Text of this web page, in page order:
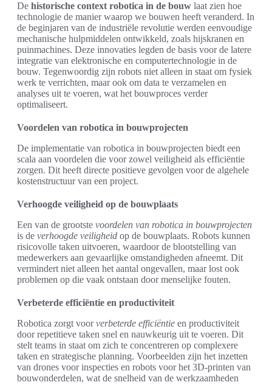
De historische context robotica in de bouw laat zien hoe
technologie de manier waarop we bouwen heeft veranderd. In
de beginjaren van de industriële revolutie werden eenvoudige
mechanische hulpmiddelen ontwikkeld, zoals hijskranen en
puinmachines. Deze innovaties legden de basis voor de latere
integratie van elektronische en computertechnologie in de
bouw. Tegenwoordig zijn robots niet alleen in staat om fysiek
werk te verrichten, maar ook om data te verzamelen en
analyses uit te voeren, wat het bouwproces verder
optimaliseert.
Voordelen van robotica in bouwprojecten
De implementatie van robotica in bouwprojecten biedt een
scala aan voordelen die voor zowel veiligheid als efficiëntie
zorgen. Dit heeft directe positieve gevolgen voor de algehele
kostenstructuur van een project.
Verhoogde veiligheid op de bouwplaats
Een van de grootste voordelen van robotica in bouwprojecten
is de verhoogde veiligheid op de bouwplaats. Robots kunnen
risicovolle taken uitvoeren, waardoor de blootstelling van
medewerkers aan gevaarlijke omstandigheden afneemt. Dit
vermindert niet alleen het aantal ongevallen, maar lost ook
problemen op die vaak ontstaan door menselijke fouten.
Verbeterde efficiëntie en productiviteit
Robotica zorgt voorverbeterde efficiëntie en productiviteit
door repetitieve taken snel en nauwkeurig uit te voeren. Dit
stelt teams in staat om zich te concentreren op complexere
taken en strategische planning. Voorbeelden zijn het inzetten
van drones voor inspecties en robots voor het 3D-printen van
bouwonderdelen, wat de snelheid van de werkzaamheden